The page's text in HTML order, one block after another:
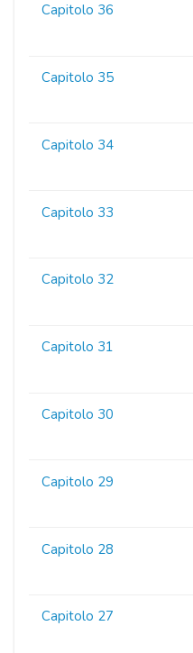
Capitolo 36
Capitolo 35
Capitolo 34
Capitolo 33
Capitolo 32
Capitolo 31
Capitolo 30
Capitolo 29
Capitolo 28
Capitolo 27